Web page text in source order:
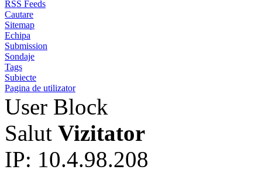
RSS Feeds
Cautare
Sitemap
Echipa
Submission
Sondaje
Tags
Subiecte
Pagina de utilizator
User Block
Salut Vizitator
IP: 10.4.98.208